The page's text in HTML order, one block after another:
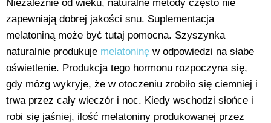
Niezależnie od wieku, naturalne metody często nie
zapewniają dobrej jakości snu. Suplementacja
melatoniną może być tutaj pomocna. Szyszynka
naturalnie produkuje melatoninę w odpowiedzi na słabe
oświetlenie. Produkcja tego hormonu rozpoczyna się,
gdy mózg wykryje, że w otoczeniu zrobiło się ciemniej i
trwa przez cały wieczór i noc. Kiedy wschodzi słońce i
robi się jaśniej, ilość melatoniny produkowanej przez